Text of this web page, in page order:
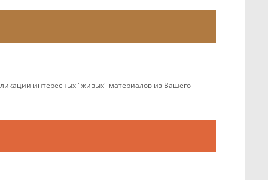
интересных "живых" материалов из Вашего